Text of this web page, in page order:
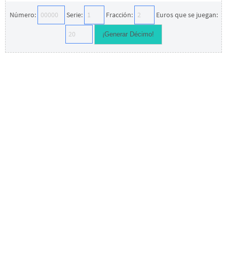
Número: Serie: Fracción: Euros que se juegan: